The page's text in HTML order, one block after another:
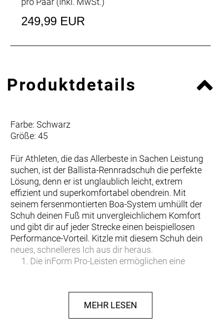
249,99 EUR
Produktdetails
Farbe: Schwarz
Größe: 45
Für Athleten, die das Allerbeste in Sachen Leistung
suchen, ist der Ballista-Rennradschuh die perfekte
Lösung, denn er ist unglaublich leicht, extrem
effizient und superkomfortabel obendrein. Mit
seinem fersenmontierten Boa-System umhüllt der
Schuh deinen Fuß mit unvergleichlichem Komfort
und gibt dir auf jeder Strecke einen beispiellosen
Performance-Vorteil. Kitzle mit diesem Schuh dein
neues, schnelleres Ich aus dir heraus.
Die inForm Pro-Leisten ermöglichen eine
Die Sohle aus 100 % OCLV Carbon ist extrem
leicht und dennoch steif genug für eine
effiziente Kraftübertragung
MEHR LESEN